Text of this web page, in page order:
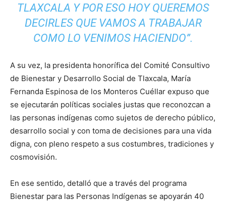
TLAXCALA Y POR ESO HOY QUEREMOS
DECIRLES QUE VAMOS A TRABAJAR
COMO LO VENIMOS HACIENDO”.
A su vez, la presidenta honorífica del Comité Consultivo
de Bienestar y Desarrollo Social de Tlaxcala, María
Fernanda Espinosa de los Monteros Cuéllar expuso que
se ejecutarán políticas sociales justas que reconozcan a
las personas indígenas como sujetos de derecho público,
desarrollo social y con toma de decisiones para una vida
digna, con pleno respeto a sus costumbres, tradiciones y
cosmovisión.
En ese sentido, detalló que a través del programa
Bienestar para las Personas Indígenas se apoyarán 40